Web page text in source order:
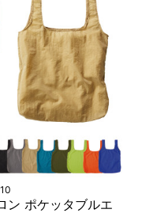
ン ポケッタブルエ